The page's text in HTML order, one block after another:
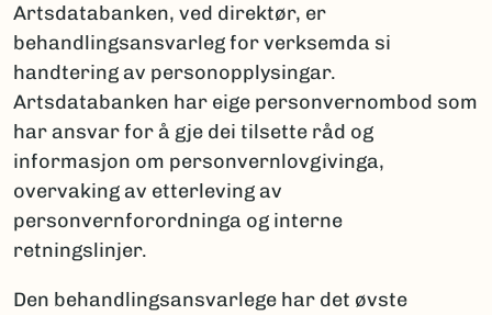
Artsdatabanken, ved direktør, er
behandlingsansvarleg for verksemda si
handtering av personopplysingar.
Artsdatabanken har eige personvernombod som
har ansvar for å gje dei tilsette råd og
informasjon om personvernlovgivinga,
overvaking av etterleving av
personvernforordninga og interne
retningslinjer.
Den behandlingsansvarlege har det øvste